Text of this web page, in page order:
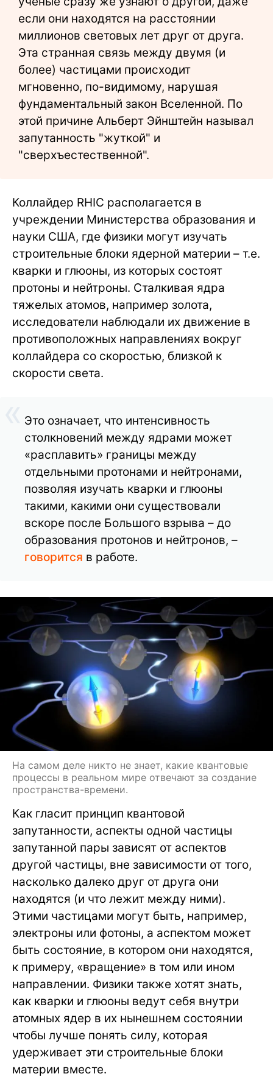
если они находятся на расстоянии
миллионов световых лет друг от друга.
Эта странная связь между двумя (и
более) частицами происходит
мгновенно, по-видимому, нарушая
фундаментальный закон Вселенной. По
этой причине Альберт Эйнштейн называл
запутанность "жуткой" и
"сверхъестественной".
Коллайдер RHIC располагается в
учреждении Министерства образования и
науки США, где физики могут изучать
строительные блоки ядерной материи – т.е.
кварки и глюоны, из которых состоят
протоны и нейтроны. Сталкивая ядра
тяжелых атомов, например золота,
исследователи наблюдали их движение в
противоположных направлениях вокруг
коллайдера со скоростью, близкой к
скорости света.
Это означает, что интенсивность
столкновений между ядрами может
«расплавить» границы между
отдельными протонами и нейтронами,
позволяя изучать кварки и глюоны
такими, какими они существовали
вскоре после Большого взрыва – до
образования протонов и нейтронов, –
говорится в работе.
На самом деле никто не знает, какие квантовые
процессы в реальном мире отвечают за создание
пространства-времени.
Как гласит принцип квантовой
запутанности, аспекты одной частицы
запутанной пары зависят от аспектов
другой частицы, вне зависимости от того,
насколько далеко друг от друга они
находятся (и что лежит между ними).
Этими частицами могут быть, например,
электроны или фотоны, а аспектом может
быть состояние, в котором они находятся,
к примеру, «вращение» в том или ином
направлении. Физики также хотят знать,
как кварки и глюоны ведут себя внутри
атомных ядер в их нынешнем состоянии
чтобы лучше понять силу, которая
удерживает эти строительные блоки
материи вместе.